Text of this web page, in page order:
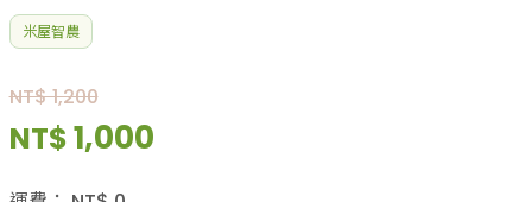
米屋智農
NT$ 1,200
NT$1,000